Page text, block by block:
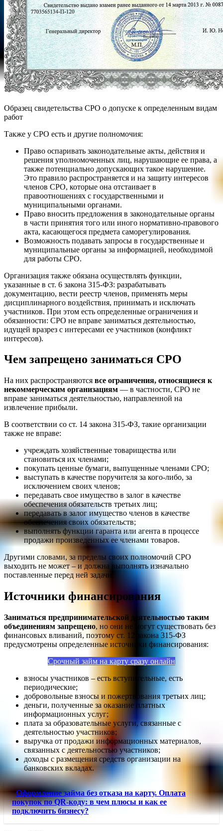
Образец свидетельства СРО о допуске к определенным видам
работ
Также у СРО есть и другие полномочия:
Право оспаривать законодательные акты, действия и
решения уполномоченных лиц, нарушающие ее права, а
также потенциально допускающих такое нарушение.
Это правило распространяется и на защиту интересов
членов СРО, которые она отстаивает в
правоотношениях с государственными и
муниципальными органами.
Право вносить предложения в законодательные органы
в части принятия того или иного нормативно-правового
акта, касающегося предмета саморегулирования.
Возможность подавать запросы в государственные и
муниципальные органы за информацией, необходимой
для работы СРО.
Организация также обязана осуществлять функции,
указанные в ст. 6 закона 315-ФЗ: разрабатывать
документацию, вести реестр членов, применять меры
дисциплинарного воздействия, принимать и исключать
участников. При этом есть определенные ограничения и
обязанности: СРО не вправе заниматься деятельностью,
идущей вразрез с интересами ее участников (конфликт
интересов).
Чем запрещено заниматься СРО
На них распространяются все ограничения, относящиеся к
некоммерческим организациям — в частности, СРО не
вправе заниматься деятельностью, направленной на
извлечение прибыли.
В соответствии со ст. 14 закона 315-ФЗ, такие организации
также не вправе:
учреждать хозяйственные товарищества или
становиться их членами;
покупать ценные бумаги, выпущенные членами СРО;
выступать в качестве поручителя за кого-либо, за
исключением своих членов;
передавать свое имущество в залог в качестве
обеспечения обязательств третьих лиц;
передавать в залог имущество членов в качестве
обеспечения своих обязательств;
выполнять функции гаранта или агента в процессе
продажи произведенных ее членами товаров.
Другими словами, за пределы своих полномочий СРО
выходить не может – и должна выполнять изначально
поставленные перед ней задачи.
Источники финансирования
Заниматься предпринимательской деятельностью таким
объединениям запрещено, но они не могут существовать без
финансовых вливаний, поэтому ст. 12 закона 315-ФЗ
предусмотрены определенные источники финансирования:
Срочный займ на карту сразу онлайн
взносы участников – есть вступительные, есть
периодические;
добровольные взносы и пожертвования третьих лиц;
деньги, полученные за оказание платных
информационных услуг;
плата за образовательные услуги, связанные с
деятельностью участников;
выручка от продажи информационных материалов,
связанных с деятельностью участников;
доходы с размещения средств организации на
банковских вкладах.
Оформление займа без отказа на карту. Оплата
покупок по QR-коду: в чем плюсы и как ее
подключить бизнесу?